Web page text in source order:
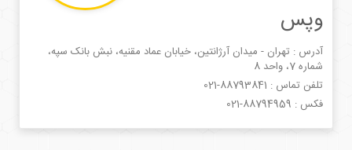
وپس
آدرس : تهران - میدان آرژانتین، خیابان عماد مقنیه، نبش بانک سپه،
شماره 7، واحد 8
تلفن تماس : 021-88793841
فکس : 021-88794959